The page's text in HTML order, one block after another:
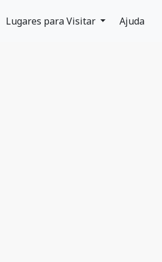
Lugares para Visitar Ajuda